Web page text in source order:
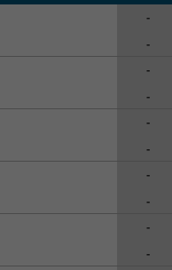
-
-
-
-
-
-
-
-
-
-